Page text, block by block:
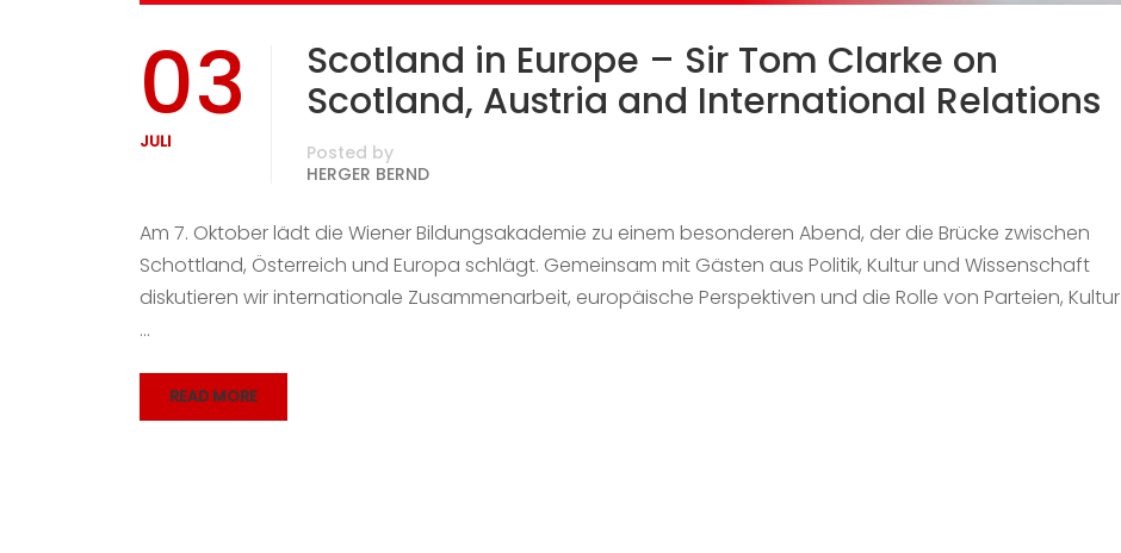
03
JULI
Scotland in Europe – Sir Tom Clarke on
Scotland, Austria and International Relations
Posted by
HERGER BERND
Am 7. Oktober lädt die Wiener Bildungsakademie zu einem besonderen Abend, der die Brücke zwischen
Schottland, Österreich und Europa schlägt. Gemeinsam mit Gästen aus Politik, Kultur und Wissenschaft
diskutieren wir internationale Zusammenarbeit, europäische Perspektiven und die Rolle von Parteien, Kultur
…
READ MORE